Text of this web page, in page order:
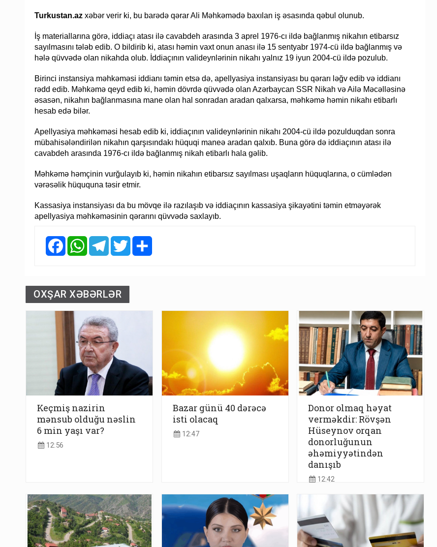
Turkustan.az xəbər verir ki, bu barədə qərar Ali Məhkəmədə baxılan iş əsasında qəbul olunub.
İş materiallarına görə, iddiaçı atası ilə cavabdeh arasında 3 aprel 1976-cı ildə bağlanmış nikahın etibarsız
sayılmasını tələb edib. O bildirib ki, atası həmin vaxt onun anası ilə 15 sentyabr 1974-cü ildə bağlanmış və
hələ qüvvədə olan nikahda olub. İddiaçının valideynlərinin nikahı yalnız 19 iyun 2004-cü ildə pozulub.
Birinci instansiya məhkəməsi iddianı təmin etsə də, apellyasiya instansiyası bu qərarı ləğv edib və iddianı
rədd edib. Məhkəmə qeyd edib ki, həmin dövrdə qüvvədə olan Azərbaycan SSR Nikah və Ailə Məcəlləsinə
əsasən, nikahın bağlanmasına mane olan hal sonradan aradan qalxarsa, məhkəmə həmin nikahı etibarlı
hesab edə bilər.
Apellyasiya məhkəməsi hesab edib ki, iddiaçının valideynlərinin nikahı 2004-cü ildə pozulduqdan sonra
mübahisələndirilən nikahın qarşısındakı hüquqi maneə aradan qalxıb. Buna görə də iddiaçının atası ilə
cavabdeh arasında 1976-cı ildə bağlanmış nikah etibarlı hala gəlib.
Məhkəmə həmçinin vurğulayıb ki, həmin nikahın etibarsız sayılması uşaqların hüquqlarına, o cümlədən
vərəsəlik hüququna təsir etmir.
Kassasiya instansiyası da bu mövqe ilə razılaşıb və iddiaçının kassasiya şikayətini təmin etməyərək
apellyasiya məhkəməsinin qərarını qüvvədə saxlayıb.
FacebookWhatsAppTelegramTwitter
OXŞAR XƏBƏRLƏR
Keçmiş nazirin
mənsub olduğu nəslin
6 min yaşı var?
12:56
Bazar günü 40 dərəcə
isti olacaq
12:47
Donor olmaq həyat
verməkdir: Rövşən
Hüseynov orqan
donorluğunun
əhəmiyyətindən
danışıb
12:42